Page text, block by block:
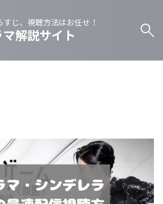
すじ、視聴方法はお任せ！
マ解説サイト